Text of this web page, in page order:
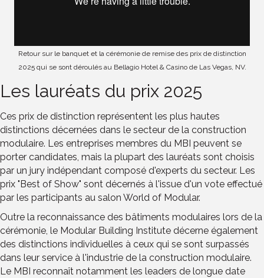
Retour sur le banquet et la cérémonie de remise des prix de distinction
2025 qui se sont déroulés au Bellagio Hotel & Casino de Las Vegas, NV.
Les lauréats du prix 2025
Ces prix de distinction représentent les plus hautes
distinctions décernées dans le secteur de la construction
modulaire. Les entreprises membres du MBI peuvent se
porter candidates, mais la plupart des lauréats sont choisis
par un jury indépendant composé d'experts du secteur. Les
prix "Best of Show" sont décernés à l'issue d'un vote effectué
par les participants au salon World of Modular.
Outre la reconnaissance des bâtiments modulaires lors de la
cérémonie, le Modular Building Institute décerne également
des distinctions individuelles à ceux qui se sont surpassés
dans leur service à l'industrie de la construction modulaire.
Le MBI reconnaît notamment les leaders de longue date